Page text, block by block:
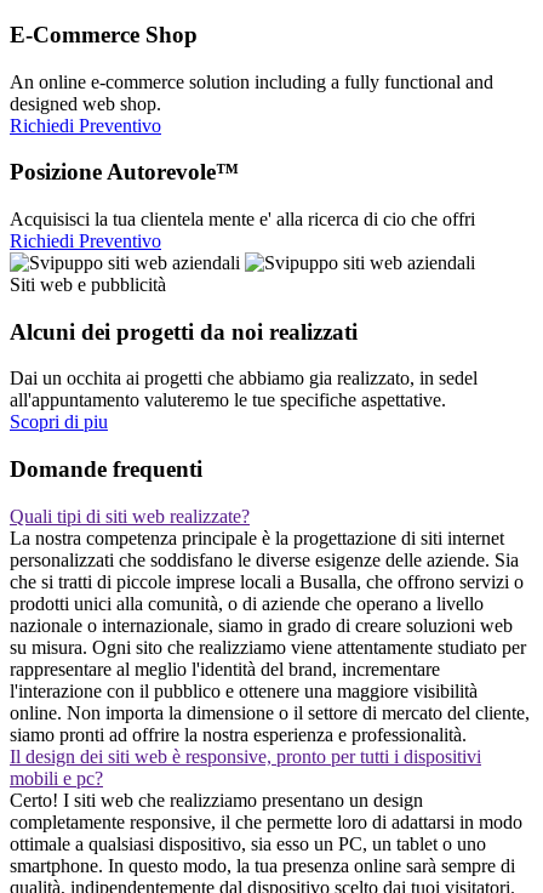
E-Commerce Shop
An online e-commerce solution including a fully functional and
designed web shop.
Richiedi Preventivo
Posizione Autorevole™
Acquisisci la tua clientela mente e' alla ricerca di cio che offri
Richiedi Preventivo
Siti web e pubblicità
Alcuni dei progetti da noi realizzati
Dai un occhita ai progetti che abbiamo gia realizzato, in sedel
all'appuntamento valuteremo le tue specifiche aspettative.
Scopri di piu
Domande frequenti
Quali tipi di siti web realizzate?
La nostra competenza principale è la progettazione di siti internet
personalizzati che soddisfano le diverse esigenze delle aziende. Sia
che si tratti di piccole imprese locali a Busalla, che offrono servizi o
prodotti unici alla comunità, o di aziende che operano a livello
nazionale o internazionale, siamo in grado di creare soluzioni web
su misura. Ogni sito che realizziamo viene attentamente studiato per
rappresentare al meglio l'identità del brand, incrementare
l'interazione con il pubblico e ottenere una maggiore visibilità
online. Non importa la dimensione o il settore di mercato del cliente,
siamo pronti ad offrire la nostra esperienza e professionalità.
Il design dei siti web è responsive, pronto per tutti i dispositivi
mobili e pc?
Certo! I siti web che realizziamo presentano un design
completamente responsive, il che permette loro di adattarsi in modo
ottimale a qualsiasi dispositivo, sia esso un PC, un tablet o uno
smartphone. In questo modo, la tua presenza online sarà sempre di
qualità, indipendentemente dal dispositivo scelto dai tuoi visitatori.